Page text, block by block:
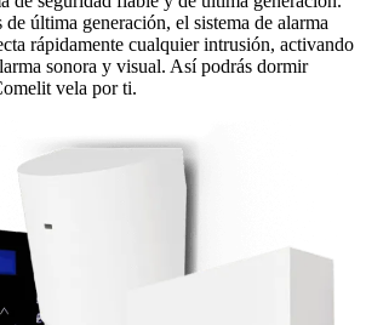
de última generación, el sistema de alarma
rápidamente cualquier intrusión, activando
sonora y visual. Así podrás dormir
vela por ti.